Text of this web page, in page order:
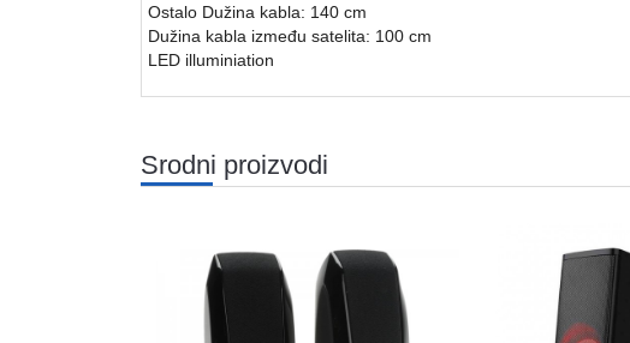
Ostalo Dužina kabla: 140 cm
Dužina kabla između satelita: 100 cm
LED illuminiation
Srodni proizvodi